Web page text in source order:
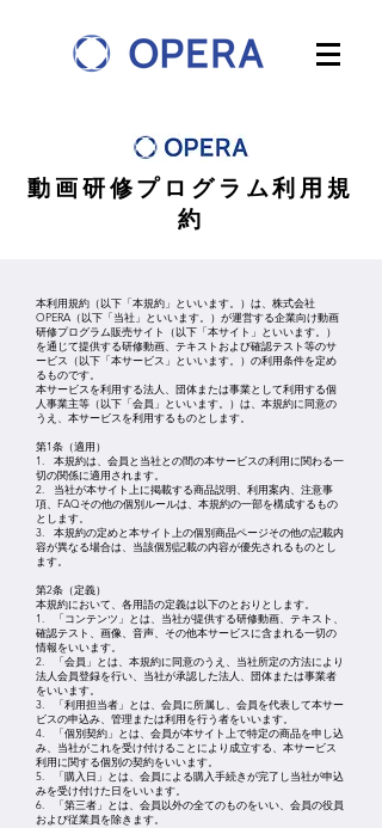
動画研修プログラム利用規
約
本利用規約（以下「本規約」といいます。）は、株式会社
OPERA（以下「当社」といいます。）が運営する企業向け動画
研修プログラム販売サイト（以下「本サイト」といいます。）
を通じて提供する研修動画、テキストおよび確認テスト等のサ
ービス（以下「本サービス」といいます。）の利用条件を定め
るものです。
本サービスを利用する法人、団体または事業として利用する個
人事業主等（以下「会員」といいます。）は、本規約に同意の
うえ、本サービスを利用するものとします。
第1条（適用）
1. 本規約は、会員と当社との間の本サービスの利用に関わる一
切の関係に適用されます。
2. 当社が本サイト上に掲載する商品説明、利用案内、注意事
項、FAQその他の個別ルールは、本規約の一部を構成するもの
とします。
3. 本規約の定めと本サイト上の個別商品ページその他の記載内
容が異なる場合は、当該個別記載の内容が優先されるものとし
ます。
第2条（定義）
本規約において、各用語の定義は以下のとおりとします。
1. 「コンテンツ」とは、当社が提供する研修動画、テキスト、
確認テスト、画像、音声、その他本サービスに含まれる一切の
情報をいいます。
2. 「会員」とは、本規約に同意のうえ、当社所定の方法により
法人会員登録を行い、当社が承認した法人、団体または事業者
をいいます。
3. 「利用担当者」とは、会員に所属し、会員を代表して本サー
ビスの申込み、管理または利用を行う者をいいます。
4. 「個別契約」とは、会員が本サイト上で特定の商品を申し込
み、当社がこれを受け付けることにより成立する、本サービス
利用に関する個別の契約をいいます。
5. 「購入日」とは、会員による購入手続きが完了し当社が申込
みを受け付けた日をいいます。
6. 「第三者」とは、会員以外の全てのものをいい、会員の役員
および従業員を除きます。